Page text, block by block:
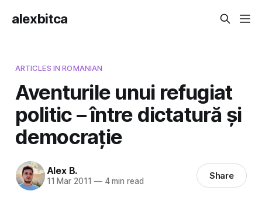
alexbitca
ARTICLES IN ROMANIAN
Aventurile unui refugiat
politic – între dictatură și
democrație
Alex B.
11 Mar 2011 —4 min read Share